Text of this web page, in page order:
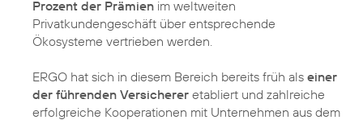
Prozent der Prämien im weltweiten
Privatkundengeschäft über entsprechende
Ökosysteme vertrieben werden.
ERGO hat sich in diesem Bereich bereits früh als einer
der führenden Versicherer etabliert und zahlreiche
erfolgreiche Kooperationen mit Unternehmen aus dem